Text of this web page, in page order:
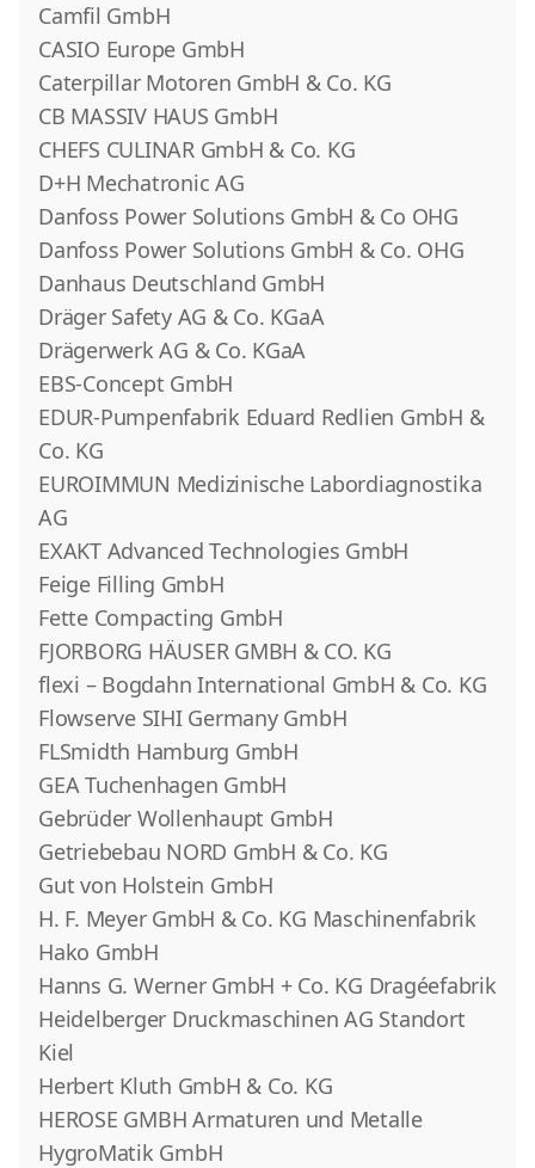
Camfil GmbH
CASIO Europe GmbH
Caterpillar Motoren GmbH & Co. KG
CB MASSIV HAUS GmbH
CHEFS CULINAR GmbH & Co. KG
D+H Mechatronic AG
Danfoss Power Solutions GmbH & Co OHG
Danfoss Power Solutions GmbH & Co. OHG
Danhaus Deutschland GmbH
Dräger Safety AG & Co. KGaA
Drägerwerk AG & Co. KGaA
EBS-Concept GmbH
EDUR-Pumpenfabrik Eduard Redlien GmbH &
Co. KG
EUROIMMUN Medizinische Labordiagnostika
AG
EXAKT Advanced Technologies GmbH
Feige Filling GmbH
Fette Compacting GmbH
FJORBORG HÄUSER GMBH & CO. KG
flexi – Bogdahn International GmbH & Co. KG
Flowserve SIHI Germany GmbH
FLSmidth Hamburg GmbH
GEA Tuchenhagen GmbH
Gebrüder Wollenhaupt GmbH
Getriebebau NORD GmbH & Co. KG
Gut von Holstein GmbH
H. F. Meyer GmbH & Co. KG Maschinenfabrik
Hako GmbH
Hanns G. Werner GmbH + Co. KG Dragéefabrik
Heidelberger Druckmaschinen AG Standort
Kiel
Herbert Kluth GmbH & Co. KG
HEROSE GMBH Armaturen und Metalle
HygroMatik GmbH